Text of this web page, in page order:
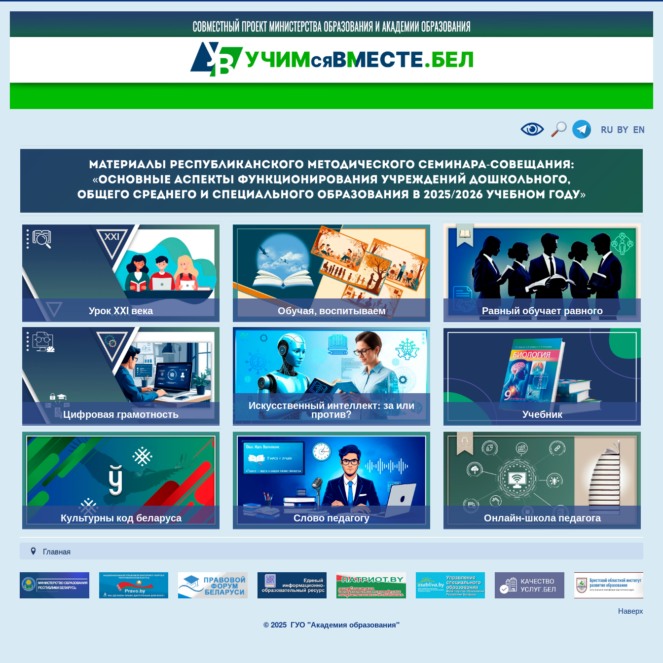
Урок XXI века
Цифровая грамотность
Культурны код беларуса
Обучая, воспитываем
Искусственный интеллект: за или
против?
Слово педагогу
Равный обучает равного
Учебник
Онлайн-школа педагога
Главная
Наверх
© 2025 ГУО "Академия образования"